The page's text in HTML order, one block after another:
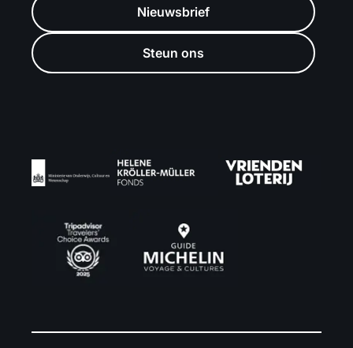
Nieuwsbrief
Steun ons